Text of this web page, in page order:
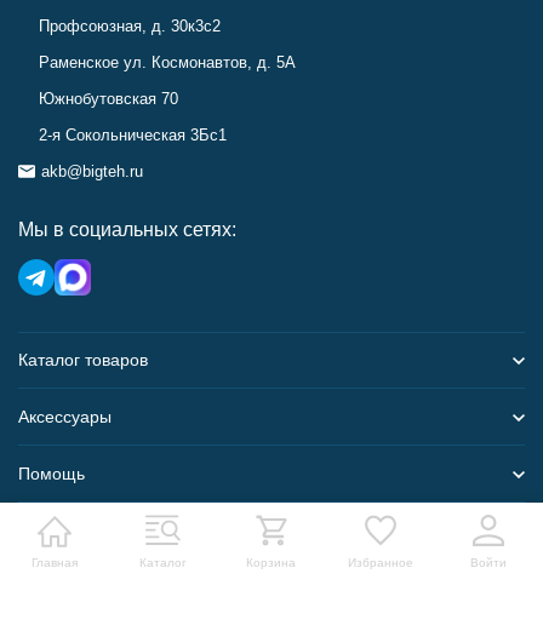
Главная Каталог Корзина Избранное Войти
Профсоюзная, д. 30к3с2
Раменское ул. Космонавтов, д. 5А
Южнобутовская 70
2-я Сокольническая 3Бс1
akb@bigteh.ru
Мы в социальных сетях:
Каталог товаров
Аксессуары
Помощь
Карта сайта